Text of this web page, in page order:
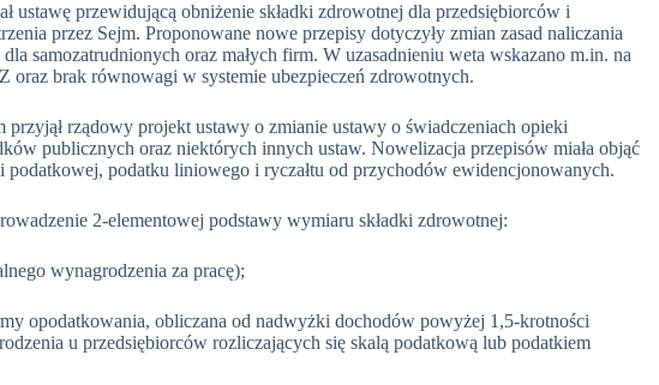
ustawę przewidującą obniżenie składki zdrowotnej dla przedsiębiorców i
przez Sejm. Proponowane nowe przepisy dotyczyły zmian zasad naliczania
samozatrudnionych oraz małych firm. W uzasadnieniu weta wskazano m.in. na
oraz brak równowagi w systemie ubezpieczeń zdrowotnych.
rządowy projekt ustawy o zmianie ustawy o świadczeniach opieki
publicznych oraz niektórych innych ustaw. Nowelizacja przepisów miała objąć
podatkowej, podatku liniowego i ryczałtu od przychodów ewidencjonowanych.
2-elementowej podstawy wymiaru składki zdrowotnej:
wynagrodzenia za pracę);
opodatkowania, obliczana od nadwyżki dochodów powyżej 1,5-krotności
u przedsiębiorców rozliczających się skalą podatkową lub podatkiem